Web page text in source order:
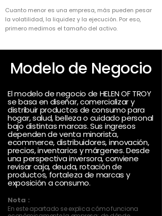
Cuanto menor es una empresa, más pueden pesar
la volatilidad, la liquidez y la ejecución. Por eso,
primero medimos el tamaño del activo.
Modelo de Negocio
El modelo de negocio de HELEN OF TROY
se basa en diseñar, comercializar y
distribuir productos de consumo para
hogar, salud, belleza o cuidado personal
bajo distintas marcas. Sus ingresos
dependen de venta minorista,
ecommerce, distribuidores, innovación,
precios, inventarios y márgenes. Desde
una perspectiva inversora, conviene
revisar caja, deuda, rotación de
productos, fortaleza de marcas y
exposición a consumo.
Nota :
En este apartado se explica cómo funciona